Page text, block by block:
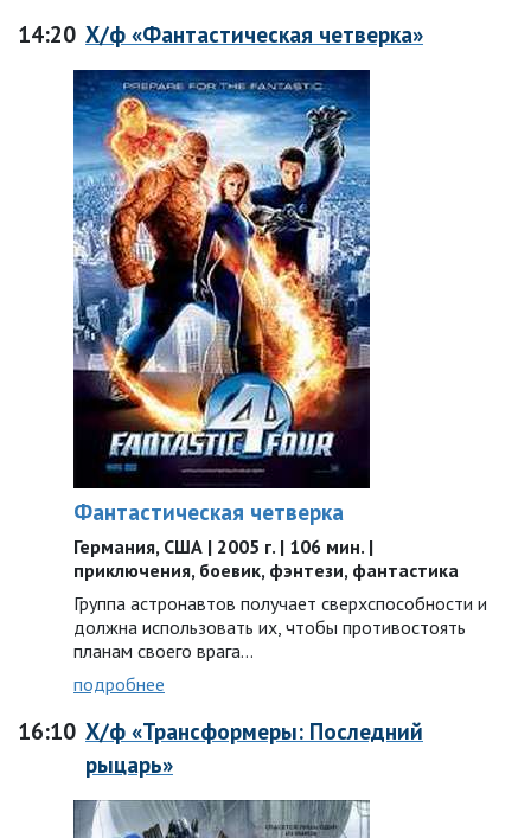
14:20 Х/ф «Фантастическая четверка»
Фантастическая четверка
Германия, США | 2005 г. | 106 мин. |
приключения, боевик, фэнтези, фантастика
Группа астронавтов получает сверхспособности и
должна использовать их, чтобы противостоять
планам своего врага…
подробнее
16:10 Х/ф «Трансформеры: Последний
рыцарь»